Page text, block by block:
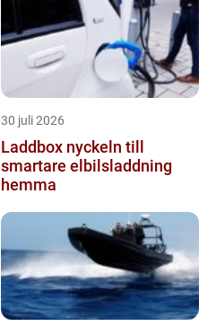
30 juli 2026
Laddbox nyckeln till
smartare elbilsladdning
hemma